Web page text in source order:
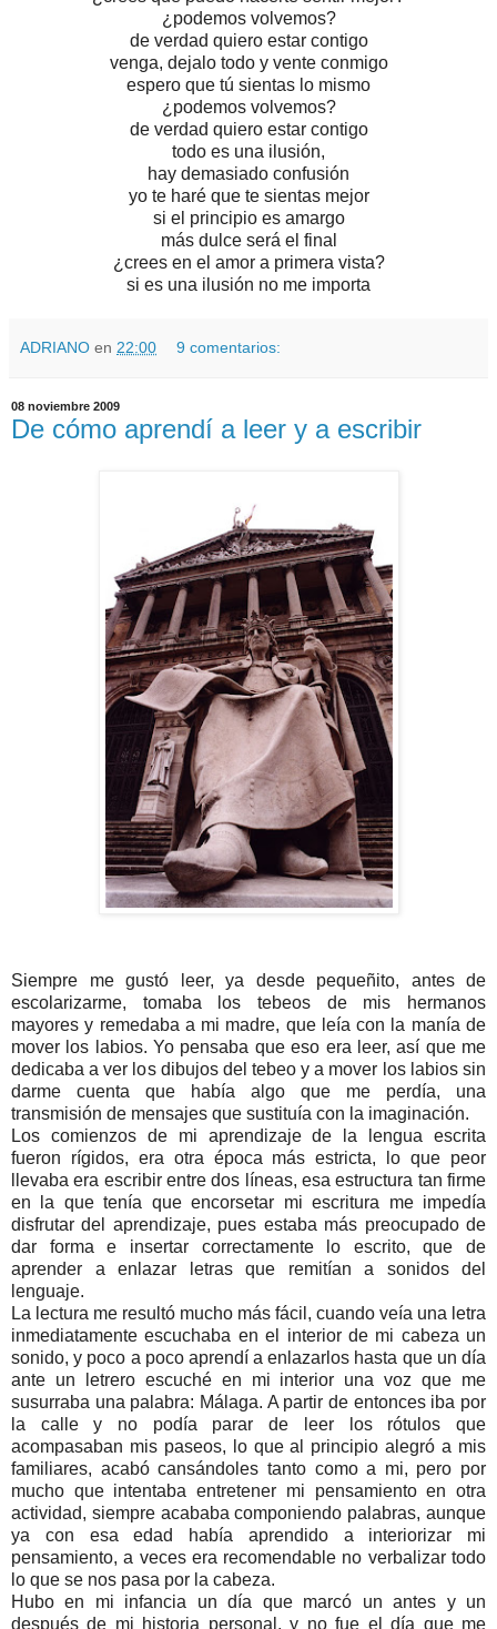
¿podemos volvemos?
de verdad quiero estar contigo
venga, dejalo todo y vente conmigo
espero que tú sientas lo mismo
¿podemos volvemos?
de verdad quiero estar contigo
todo es una ilusión,
hay demasiado confusión
yo te haré que te sientas mejor
si el principio es amargo
más dulce será el final
¿crees en el amor a primera vista?
si es una ilusión no me importa
ADRIANO en 22:00 9 comentarios:
08 noviembre 2009
De cómo aprendí a leer y a escribir
Siempre me gustó leer, ya desde pequeñito, antes de
escolarizarme, tomaba los tebeos de mis hermanos
mayores y remedaba a mi madre, que leía con la manía de
mover los labios. Yo pensaba que eso era leer, así que me
dedicaba a ver los dibujos del tebeo y a mover los labios sin
darme cuenta que había algo que me perdía, una
transmisión de mensajes que sustituía con la imaginación.
Los comienzos de mi aprendizaje de la lengua escrita
fueron rígidos, era otra época más estricta, lo que peor
llevaba era escribir entre dos líneas, esa estructura tan firme
en la que tenía que encorsetar mi escritura me impedía
disfrutar del aprendizaje, pues estaba más preocupado de
dar forma e insertar correctamente lo escrito, que de
aprender a enlazar letras que remitían a sonidos del
lenguaje.
La lectura me resultó mucho más fácil, cuando veía una letra
inmediatamente escuchaba en el interior de mi cabeza un
sonido, y poco a poco aprendí a enlazarlos hasta que un día
ante un letrero escuché en mi interior una voz que me
susurraba una palabra: Málaga. A partir de entonces iba por
la calle y no podía parar de leer los rótulos que
acompasaban mis paseos, lo que al principio alegró a mis
familiares, acabó cansándoles tanto como a mi, pero por
mucho que intentaba entretener mi pensamiento en otra
actividad, siempre acababa componiendo palabras, aunque
ya con esa edad había aprendido a interiorizar mi
pensamiento, a veces era recomendable no verbalizar todo
lo que se nos pasa por la cabeza.
Hubo en mi infancia un día que marcó un antes y un
después de mi historia personal, y no fue el día que me